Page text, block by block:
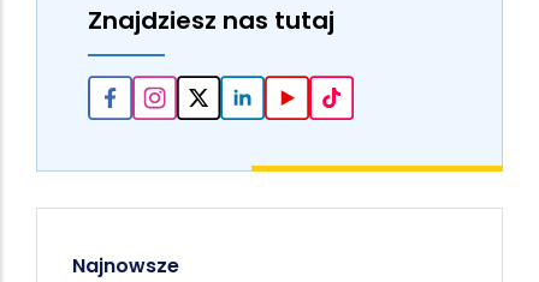
Znajdziesz nas tutaj
Najnowsze